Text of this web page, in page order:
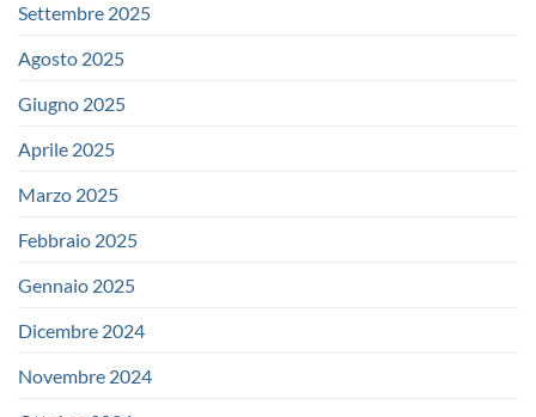
Settembre 2025
Agosto 2025
Giugno 2025
Aprile 2025
Marzo 2025
Febbraio 2025
Gennaio 2025
Dicembre 2024
Novembre 2024